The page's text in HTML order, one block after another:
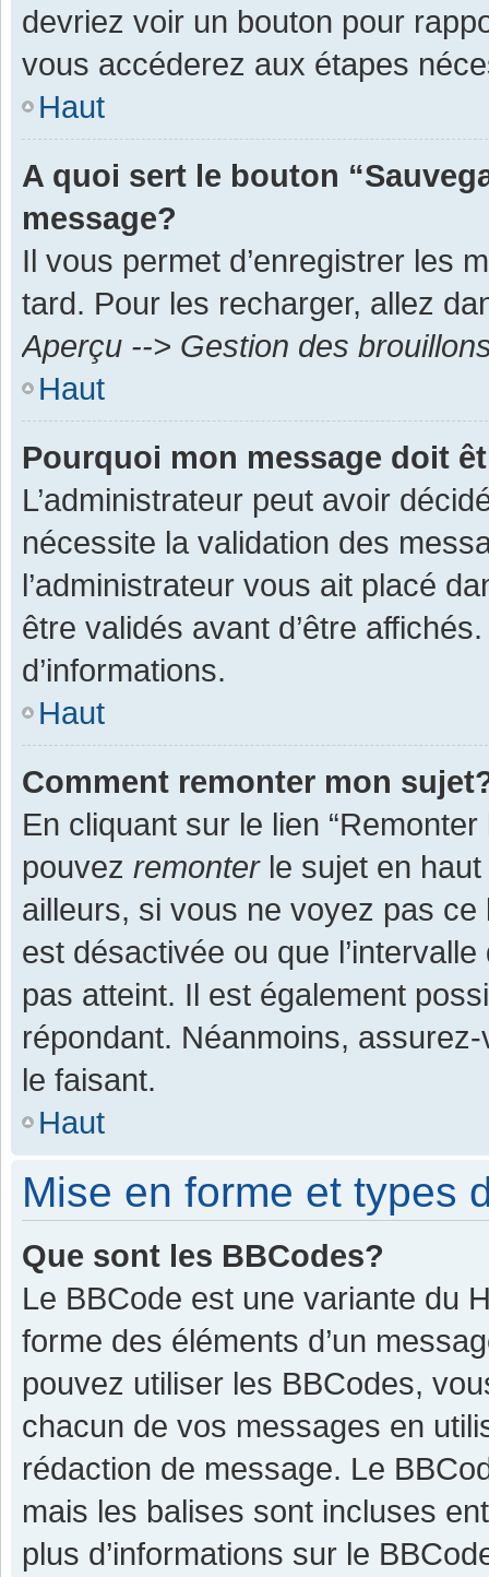
devriez voir un bouton pour
vous accéderez aux étapes
Haut
A quoi sert le bouton
message?
Il vous permet d’enregistrer les
tard. Pour les recharger, allez
Aperçu --> Gestion des
Haut
Pourquoi mon message doit
L’administrateur peut avoir
nécessite la validation des
l’administrateur vous ait placé
être validés avant d’être
d’informations.
Haut
Comment remonter mon
En cliquant sur le lien
pouvez remonterle sujet en haut
ailleurs, si vous ne voyez pas
est désactivée ou que
pas atteint. Il est également
répondant. Néanmoins,
le faisant.
Haut
Mise en forme et types
Que sont les BBCodes?
Le BBCode est une variante du
forme des éléments d’un
pouvez utiliser les BBCodes,
chacun de vos messages en
rédaction de message. Le
mais les balises sont incluses
plus d’informations sur le